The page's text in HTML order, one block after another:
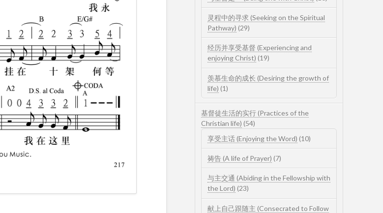
灵程中的寻求 (Seeking on the Spiritual
Pathway) (29)
经历并享受基督 (Experiencing and
enjoying Christ) (19)
羡慕生命的成长 (Desiring the growth of
life) (1)
基督徒生活的实行 (Practices of the
Christian life) (54)
享受主话 (Enjoying the Word) (10)
祷告 (A life of Prayer) (7)
与主交通 (Abiding in the Fellowship with
the Lord) (23)
献上自己跟随主 (Consecrated to Follow